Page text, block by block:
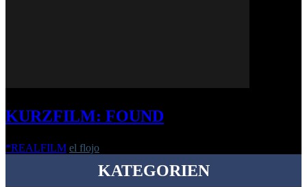
KURZFILM: FOUND
*REALFILM el flojo
KATEGORIEN